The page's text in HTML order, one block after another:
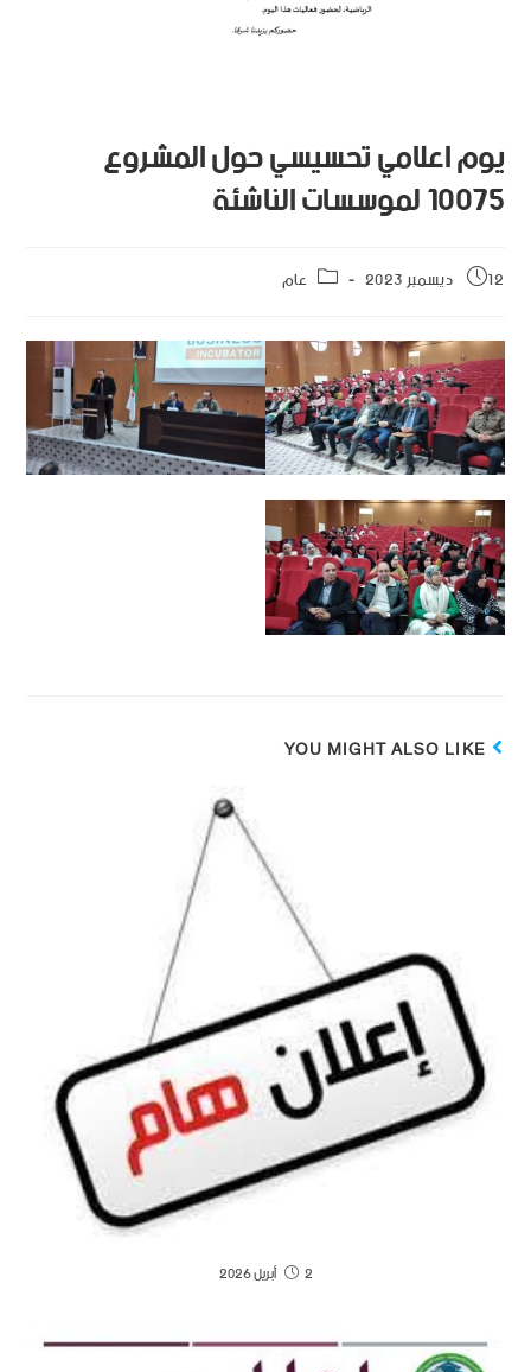
يوم اعلامي تحسيسي حول المشروع
10075 لموسسات الناشئة
12 ديسمبر 2023 عام
YOU MIGHT ALSO LIKE
2 أبريل 2026